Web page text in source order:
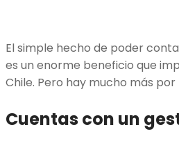
El simple hecho de poder
es un enorme beneficio que
Chile. Pero hay mucho más
Cuentas con un